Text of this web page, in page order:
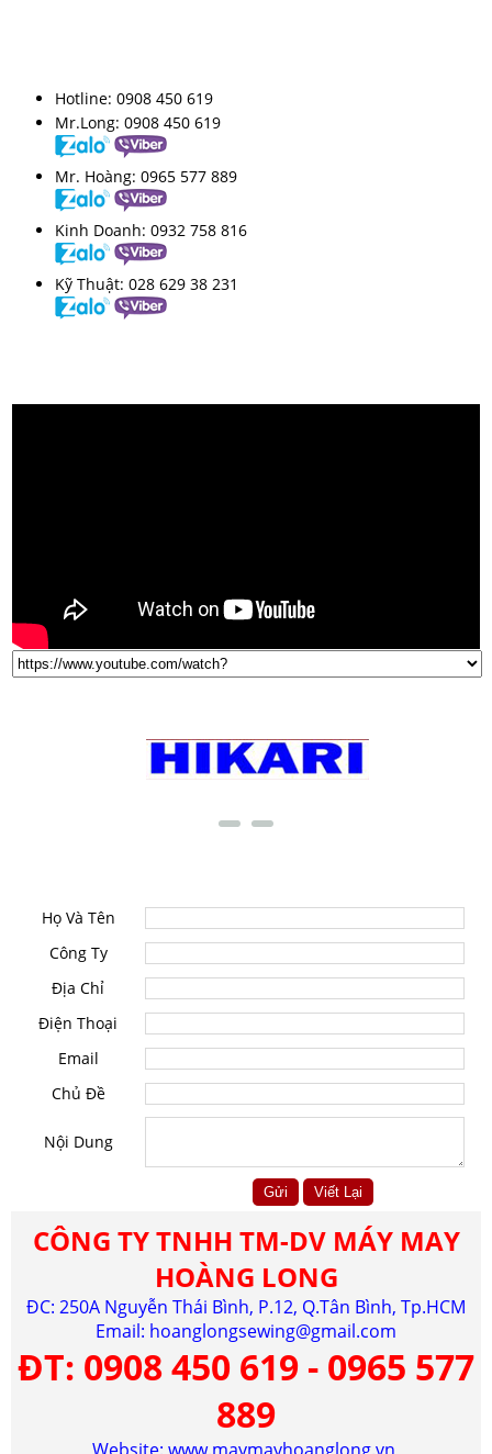
Hotline: 0908 450 619
Mr.Long: 0908 450 619
Mr. Hoàng: 0965 577 889
Kinh Doanh: 0932 758 816
Kỹ Thuật: 028 629 38 231
Họ Và Tên
Công Ty
Địa Chỉ
Điện Thoại
Email
Chủ Đề
Nội Dung
CÔNG TY TNHH TM-DV MÁY MAY
HOÀNG LONG
ĐC: 250A Nguyễn Thái Bình, P.12, Q.Tân Bình, Tp.HCM
Email: hoanglongsewing@gmail.com
ĐT: 0908 450 619 - 0965 577
889